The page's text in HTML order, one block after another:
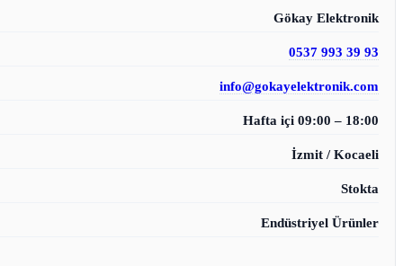
Gökay Elektronik
0537 993 39 93
info@gokayelektronik.com
Hafta içi 09:00 – 18:00
İzmit / Kocaeli
Stokta
Endüstriyel Ürünler